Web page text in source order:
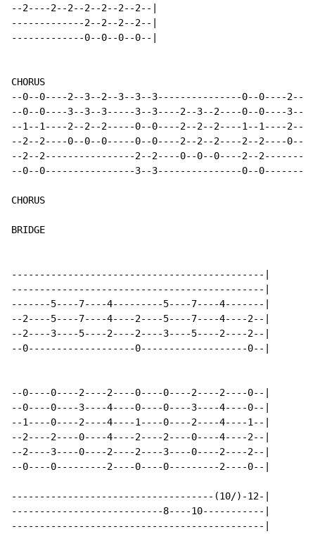
--2----2--2--2--2--2--2--|
-------------2--2--2--2--|
-------------0--0--0--0--|
CHORUS
--0--0----2--3--2--3--3--3---------------0--0----2--
--0--0----3--3--3-----3--3----2--3--2----0--0----3--
--1--1----2--2--2-----0--0----2--2--2----1--1----2--
--2--2----0--0--0-----0--0----2--2--2----2--2----0--
--2--2----------------2--2----0--0--0----2--
--0--0----------------3--3---------------0--
CHORUS
BRIDGE
---------------------------------------------|
---------------------------------------------|
-------5----7----4---------5----7----4-------|
--2----5----7----4----2----5----7----4----2--|
--2----3----5----2----2----3----5----2----2--|
--0-------------------0-------------------0--|
--0----0----2----2----0----0----2----2----0--|
--0----0----3----4----0----0----3----4----0--|
--1----0----2----4----1----0----2----4----1--|
--2----2----0----4----2----2----0----4----2--|
--2----3----0----2----2----3----0----2----2--|
--0----0---------2----0----0---------2----0--|
------------------------------------(10/)-12-|
---------------------------8----10-----------|
---------------------------------------------|